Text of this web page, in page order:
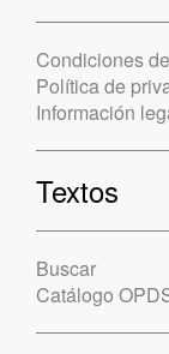
Condiciones
Política de
Información
Textos
Buscar
Catálogo